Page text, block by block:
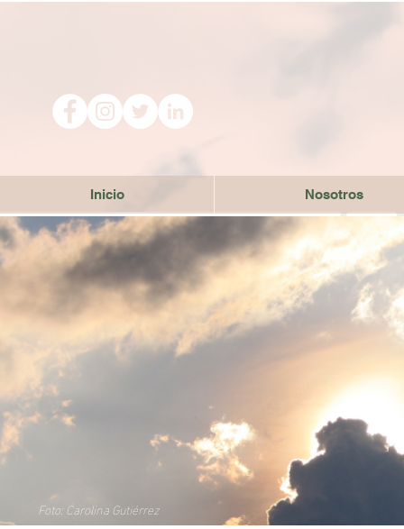
Inicio Nosotros
Foto: Carolina Gutiérrez